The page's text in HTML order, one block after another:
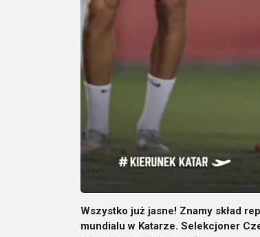
Wszystko już jasne! Znamy skład
mundialu w Katarze. Selekcjoner